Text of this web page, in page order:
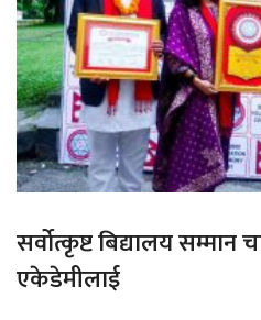
सर्वोत्कृष्ट बिद्यालय
एकेडेमीलाई